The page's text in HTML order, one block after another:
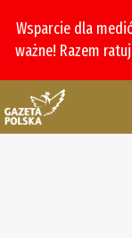
Wsparcie dla
ważne! Razem